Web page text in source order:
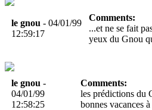
le gnou - 04/01/99
12:59:17
Comments:
...et ne se fait
yeux du Gnou
le gnou -
04/01/99
12:58:25
Comments:
les prédictions du
bonnes vacances